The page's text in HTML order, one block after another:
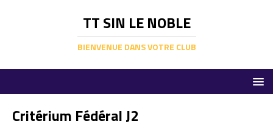
TT SIN LE NOBLE
BIENVENUE DANS VOTRE CLUB
Critérium Fédéral J2